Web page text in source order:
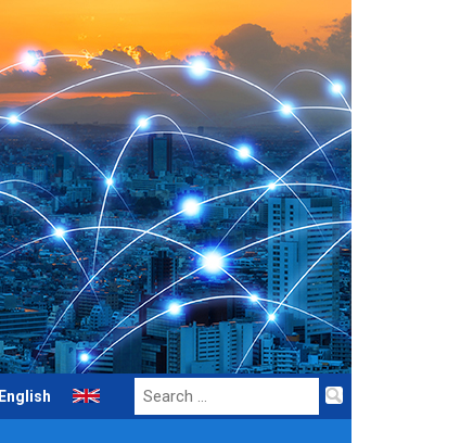
English
Search
for: